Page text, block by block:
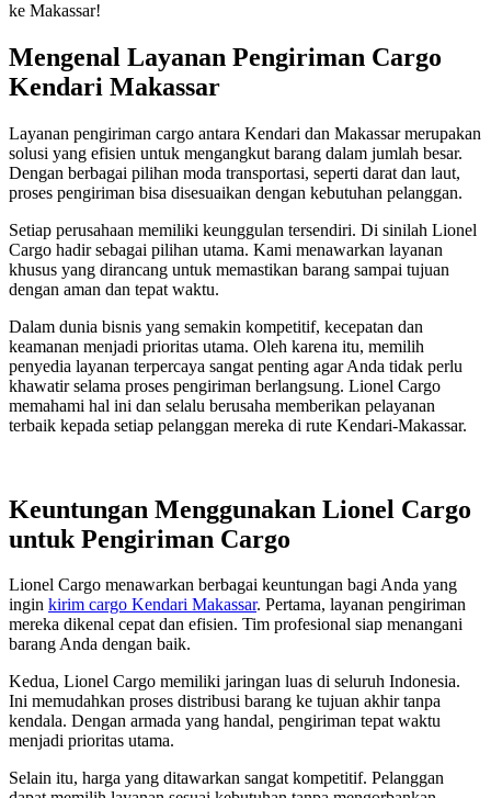
ke Makassar!
Mengenal Layanan Pengiriman Cargo
Kendari Makassar
Layanan pengiriman cargo antara Kendari dan Makassar merupakan
solusi yang efisien untuk mengangkut barang dalam jumlah besar.
Dengan berbagai pilihan moda transportasi, seperti darat dan laut,
proses pengiriman bisa disesuaikan dengan kebutuhan pelanggan.
Setiap perusahaan memiliki keunggulan tersendiri. Di sinilah Lionel
Cargo hadir sebagai pilihan utama. Kami menawarkan layanan
khusus yang dirancang untuk memastikan barang sampai tujuan
dengan aman dan tepat waktu.
Dalam dunia bisnis yang semakin kompetitif, kecepatan dan
keamanan menjadi prioritas utama. Oleh karena itu, memilih
penyedia layanan terpercaya sangat penting agar Anda tidak perlu
khawatir selama proses pengiriman berlangsung. Lionel Cargo
memahami hal ini dan selalu berusaha memberikan pelayanan
terbaik kepada setiap pelanggan mereka di rute Kendari-Makassar.
Keuntungan Menggunakan Lionel Cargo
untuk Pengiriman Cargo
Lionel Cargo menawarkan berbagai keuntungan bagi Anda yang
ingin kirim cargo Kendari Makassar. Pertama, layanan pengiriman
mereka dikenal cepat dan efisien. Tim profesional siap menangani
barang Anda dengan baik.
Kedua, Lionel Cargo memiliki jaringan luas di seluruh Indonesia.
Ini memudahkan proses distribusi barang ke tujuan akhir tanpa
kendala. Dengan armada yang handal, pengiriman tepat waktu
menjadi prioritas utama.
Selain itu, harga yang ditawarkan sangat kompetitif. Pelanggan